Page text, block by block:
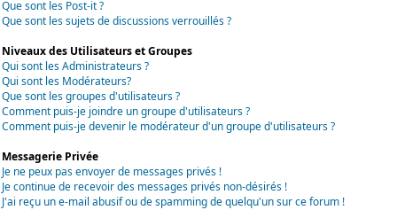
Que sont les Post-it ?
Que sont les sujets de discussions verrouillés ?
Niveaux des Utilisateurs et Groupes
Qui sont les Administrateurs ?
Qui sont les Modérateurs?
Que sont les groupes d'utilisateurs ?
Comment puis-je joindre un groupe d'utilisateurs ?
Comment puis-je devenir le modérateur d'un groupe d'utilisateurs ?
Messagerie Privée
Je ne peux pas envoyer de messages privés !
Je continue de recevoir des messages privés non-désirés !
J'ai reçu un e-mail abusif ou de spamming de quelqu'un sur ce forum !